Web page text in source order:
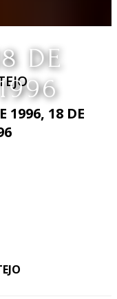
DE
1996, 18 DE